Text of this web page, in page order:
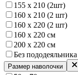
155 х 210 (2шт)
160 x 210 (2 шт)
160 х 220 (2 шт)
160 х 220 см
200 х 220 см
Без пододеяльника
Размер наволочки